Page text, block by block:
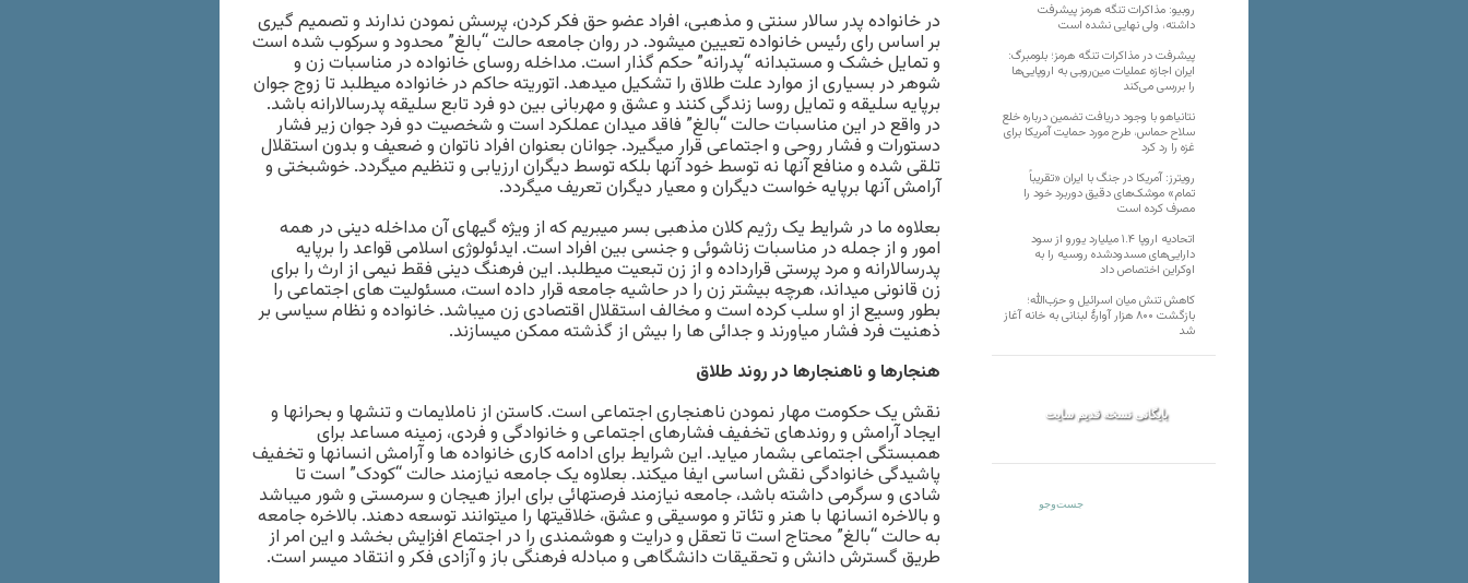
در خانواده پدر سالار سنتی و مذهبی، افراد عضو حق فکر کردن، پرسش نمودن ندارند و تصميم گيری
بر اساس رای رئيس خانواده تعيين ميشود. در روان جامعه حالت “بالغ” محدود و سرکوب شده است
و تمايل خشک و مستبدانه “پدرانه” حکم گذار است. مداخله روسای خانواده در مناسبات زن و
شوهر در بسياری از موارد علت طلاق را تشکيل ميدهد. اتوريته حاکم در خانواده ميطلبد تا زوج جوان
برپايه سليقه و تمايل روسا زندگی کنند و عشق و مهربانی بين دو فرد تابع سليقه پدرسالارانه باشد.
در واقع در اين مناسبات حالت “بالغ” فاقد ميدان عملکرد است و شخصيت دو فرد جوان زير فشار
دستورات و فشار روحی و اجتماعی قرار ميگيرد. جوانان بعنوان افراد ناتوان و ضعيف و بدون استقلال
تلقی شده و منافع آنها نه توسط خود آنها بلکه توسط ديگران ارزيابی و تنظيم ميگردد. خوشبختی و
آرامش آنها برپايه خواست ديگران و معيار ديگران تعريف ميگردد.
بعلاوه ما در شرايط يک رژيم کلان مذهبی بسر ميبريم که از ويژه گيهای آن مداخله دينی در همه
امور و از جمله در مناسبات زناشوئی و جنسی بين افراد است. ايدئولوژی اسلامی قواعد را برپايه
پدرسالارانه و مرد پرستی قرارداده و از زن تبعيت ميطلبد. اين فرهنگ دينی فقط نيمی از ارث را برای
زن قانونی ميداند، هرچه بيشتر زن را در حاشيه جامعه قرار داده است، مسئوليت های اجتماعی را
بطور وسيع از او سلب کرده است و مخالف استقلال اقتصادی زن ميباشد. خانواده و نظام سياسی بر
ذهنيت فرد فشار مياورند و جدائی ها را بيش از گذشته ممکن ميسازند.
هنجارها و ناهنجارها در روند طلاق
نقش يک حکومت مهار نمودن ناهنجاری اجتماعی است. کاستن از ناملايمات و تنشها و بحرانها و
ايجاد آرامش و روندهای تخفيف فشارهای اجتماعی و خانوادگی و فردی، زمينه مساعد برای
همبستگی اجتماعی بشمار ميايد. اين شرايط برای ادامه کاری خانواده ها و آرامش انسانها و تخفيف
پاشيدگی خانوادگی نقش اساسی ايفا ميکند. بعلاوه يک جامعه نيازمند حالت “کودک” است تا
شادی و سرگرمی داشته باشد، جامعه نيازمند فرصتهائی برای ابراز هيجان و سرمستی و شور ميباشد
و بالاخره انسانها با هنر و تئاتر و موسيقی و عشق، خلاقيتها را ميتوانند توسعه دهند. بالاخره جامعه
به حالت “بالغ” محتاج است تا تعقل و درايت و هوشمندی را در اجتماع افزايش بخشد و اين امر از
طريق گسترش دانش و تحقيقات دانشگاهی و مبادله فرهنگی باز و آزادی فکر و انتقاد ميسر است.
روبیو: مذاکرات تنگه هرمز پیشرفت
داشته، ولی نهایی نشده است
پیشرفت در مذاکرات تنگه هرمز؛ بلومبرگ:
ایران اجازه عملیات مین‌روبی به اروپایی‌ها
را بررسی می‌کند
نتانیاهو با وجود دریافت تضمین درباره خلع
سلاح حماس، طرح مورد حمایت آمریکا برای
غزه را رد کرد
رویترز: آمریکا در جنگ با ایران «تقریباً
تمام» موشک‌های دقیق دوربرد خود را
مصرف کرده است
اتحادیه اروپا ۱.۴ میلیارد یورو از سود
دارایی‌های مسدودشده روسیه را به
اوکراین ‏اختصاص داد
کاهش تنش میان اسرائیل و حزب‌الله؛
بازگشت ۸۰۰ هزار آوارۀ لبنانی به خانه‌ آغاز
شد
بایگانی نسخه قدیم سایت